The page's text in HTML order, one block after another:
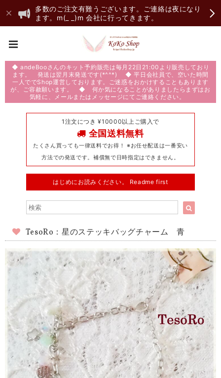
多数のご注文有難うございます。ご連絡は夜になり
ます。m(_ _)m 会社に行ってきます。
◆ andeBooさんのキット予約販売は毎月22日21:00より販売しており
ます。 発送は翌月末発送です(*^^*) ◆ 平日会社員で、空いた時間
一人ででShop運営しております。ご迷惑をおかけすることもあります
が、ご容赦願います。 ◆ 何か気になることがありましたらまずはお
気軽に、メールまたはメッセージにてご連絡ください。
1注文につき ¥10000以上ご購入で
全国送料無料
たくさん買っても一律送料でお得！ ※お任せ配送は一番安い
方法での発送です。補償無で日時指定はできません。
はじめにお読みください。 Readme first
TesoRo：星のステッキバッグチャーム 青